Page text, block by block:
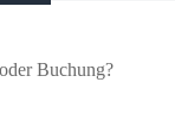
Buchung?